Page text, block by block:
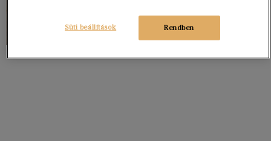
Rendben
Süti beállítások